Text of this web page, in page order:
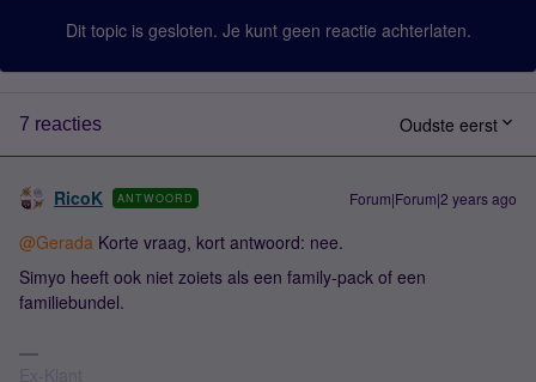
Dit topic is gesloten. Je kunt geen reactie achterlaten.
7 reacties Oudste eerst
RicoK ANTWOORD Forum|Forum|2 years ago
@Gerada Korte vraag, kort antwoord: nee.
Simyo heeft ook niet zoiets als een family-pack of een
familiebundel.